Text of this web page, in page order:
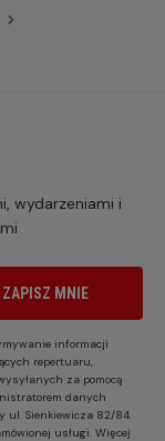
wydarzeniami i
ZAPISZ MNIE
informacji
repertuaru,
za pomocą
danych
ul. Sienkiewicza 82/84.
usługi. Więcej